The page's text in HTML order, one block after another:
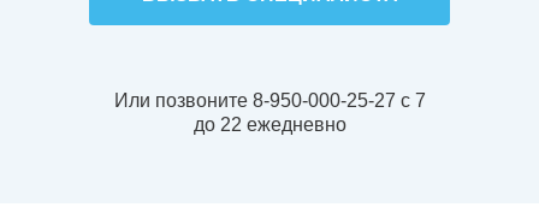
Или позвоните 8-950-000-25-27 с 7
до 22 ежедневно